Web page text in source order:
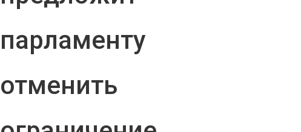
парламенту
отменить